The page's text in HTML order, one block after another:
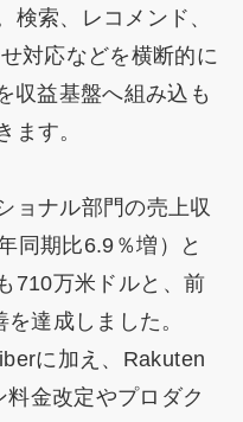
検索、レコメンド、
対応などを横断的に
収益基盤へ組み込も
ます。
ョナル部門の売上収
同期比6.9％増）と
710万米ドルと、前
達成しました。
に加え、Rakuten
金改定やプロダク